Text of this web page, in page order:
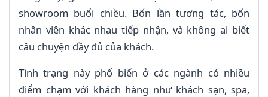
showroom buổi chiều. Bốn lần tương tác, bốn
nhân viên khác nhau tiếp nhận, và không ai biết
câu chuyện đầy đủ của khách.
Tình trạng này phổ biến ở các ngành có nhiều
điểm chạm với khách hàng như khách sạn, spa,